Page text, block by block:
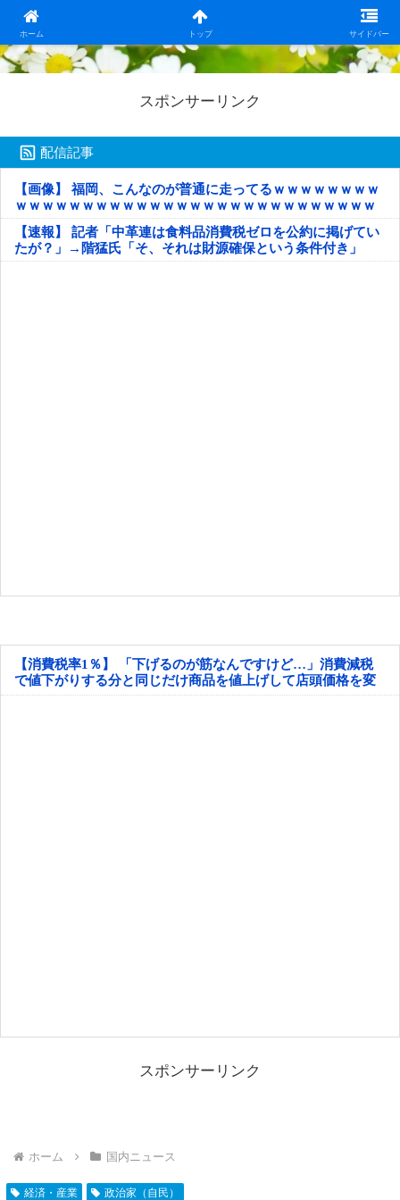
ホーム トップ サイドバー
日本第一！ニュース録
スポンサーリンク
配信記事
【画像】 福岡、こんなのが普通に走ってるｗｗｗｗｗｗｗｗ
ｗｗｗｗｗｗｗｗｗｗｗｗｗｗｗｗｗｗｗｗｗｗｗｗｗｗｗ
ｗｗｗｗｗ
【速報】 記者「中革連は食料品消費税ゼロを公約に掲げてい
たが？」→階猛氏「そ、それは財源確保という条件付き」
【消費税率1％】 「下げるのが筋なんですけど…」消費減税
で値下がりする分と同じだけ商品を値上げして店頭価格を変
えない店も
スポンサーリンク
ホーム 国内ニュース
経済・産業 政治家（自民）